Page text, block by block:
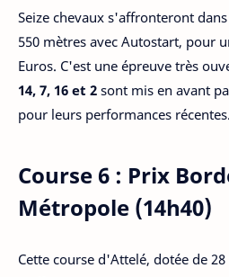
Seize chevaux s'affronteront
550 mètres avec Autostart, pour
Euros. C'est une épreuve très
14, 7, 16 et 2 sont mis en avant
pour leurs performances récentes.
Course 6 : Prix
Métropole (14h40)
Cette course d'Attelé, dotée de